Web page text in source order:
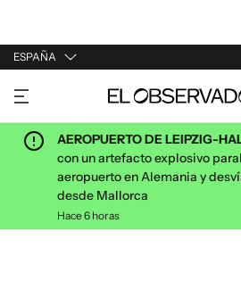
ESPAÑA
URUGUAY
ARGENTINA
ESPAÑA
ESTADOS UNIDOS
AEROPUERTO DE LEIPZIG-
con un artefacto explosivo
aeropuerto en Alemania y
desde Mallorca
Hace 6 horas